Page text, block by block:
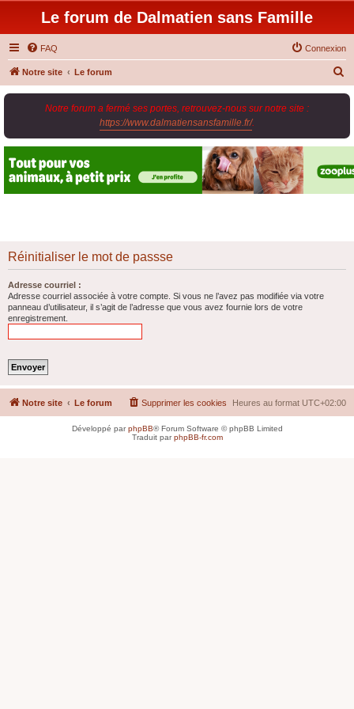
Le forum de Dalmatien sans Famille
FAQ Connexion
Notre site Le forum
e
r
Notre forum a fermé ses portes, retrouvez-nous sur notre site :
https://www.dalmatiensansfamille.fr/.
Réinitialiser le mot de passse
Adresse courriel :
Adresse courriel associée à votre compte. Si vous ne l’avez pas modifiée via votre
panneau d’utilisateur, il s’agit de l’adresse que vous avez fournie lors de votre
enregistrement.
Notre site Le forum Heures au format UTC+02:00
Supprimer les cookies
Développé parphpBB® Forum Software © phpBB Limited
Traduit parphpBB-fr.com